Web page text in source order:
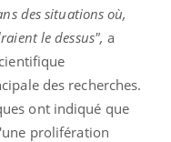
des situations où,
le dessus", a
des recherches.
ont indiqué que
prolifération